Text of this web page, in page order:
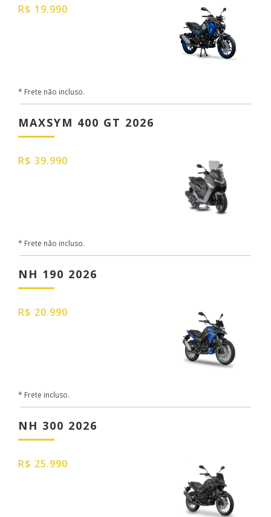
R$ 19.990
* Frete não incluso.
MAXSYM 400 GT 2026
R$ 39.990
* Frete não incluso.
NH 190 2026
R$ 20.990
* Frete incluso.
NH 300 2026
R$ 25.990